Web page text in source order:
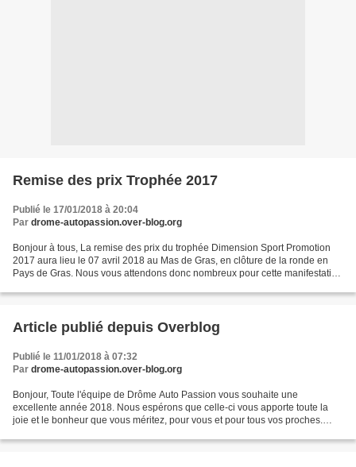
Remise des prix Trophée 2017
Publié le 17/01/2018 à 20:04
Par drome-autopassion.over-blog.org
Bonjour à tous, La remise des prix du trophée Dimension Sport Promotion
2017 aura lieu le 07 avril 2018 au Mas de Gras, en clôture de la ronde en
Pays de Gras. Nous vous attendons donc nombreux pour cette manifestation
Article publié depuis Overblog
Publié le 11/01/2018 à 07:32
Par drome-autopassion.over-blog.org
Bonjour, Toute l'équipe de Drôme Auto Passion vous souhaite une
excellente année 2018. Nous espérons que celle-ci vous apporte toute la
joie et le bonheur que vous méritez, pour vous et pour tous vos proches.